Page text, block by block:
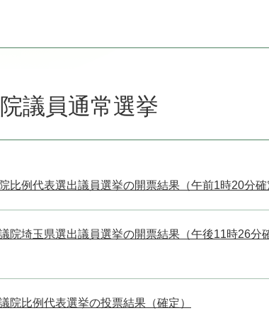
議員通常選挙
比例代表選出議員選挙の開票結果（午前1時20分確
埼玉県選出議員選挙の開票結果（午後11時26分
比例代表選挙の投票結果（確定）